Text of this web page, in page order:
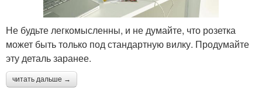
Не будьте легкомысленны, и не думайте, что розетка
может быть только под стандартную вилку. Продумайте
эту деталь заранее.
читать дальше →